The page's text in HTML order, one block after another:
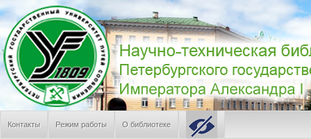
Контакты Режим работы О библиотеке